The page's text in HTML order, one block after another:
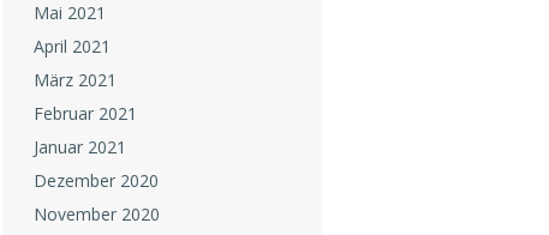
Mai 2021
April 2021
März 2021
Februar 2021
Januar 2021
Dezember 2020
November 2020